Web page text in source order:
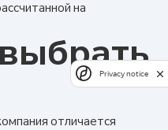
на
отличается
Privacy notice